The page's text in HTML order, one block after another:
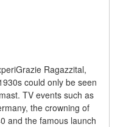
Ragazzital,
could only be seen
TV events such as
the crowning of
and the famous launch